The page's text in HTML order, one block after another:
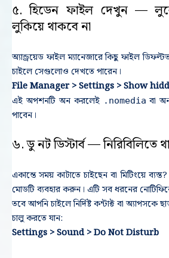
৫. হিডেন ফাইল দেখুন —
লুকিয়ে থাকবে না
অ্যান্ড্রয়েড ফাইল ম্যানেজারে কিছু ফাইল
চাইলে সেগুলোও দেখতে পারেন।
File Manager > Settings > Show
এই অপশনটি অন করলেই .nomedia বা
পাবেন।
৬. ডু নট ডিস্টার্ব — নিরিবিলিতে
একান্তে সময় কাটাতে চাইছেন বা মিটিংয়ে
মোডটি ব্যবহার করুন। এটি সব ধরনের
তবে আপনি চাইলে নির্দিষ্ট কন্টাক্ট বা অ্যাপসকে
চালু করতে যান:
Settings > Sound > Do Not Disturb